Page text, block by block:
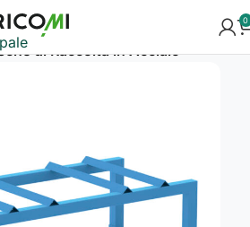
0
di Raccolta in Acciaio